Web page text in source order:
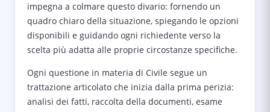
impegna a colmare questo divario: fornendo un
quadro chiaro della situazione, spiegando le opzioni
disponibili e guidando ogni richiedente verso la
scelta più adatta alle proprie circostanze specifiche.
Ogni questione in materia di Civile segue un
trattazione articolato che inizia dalla prima perizia:
analisi dei fatti, raccolta della documenti, esame